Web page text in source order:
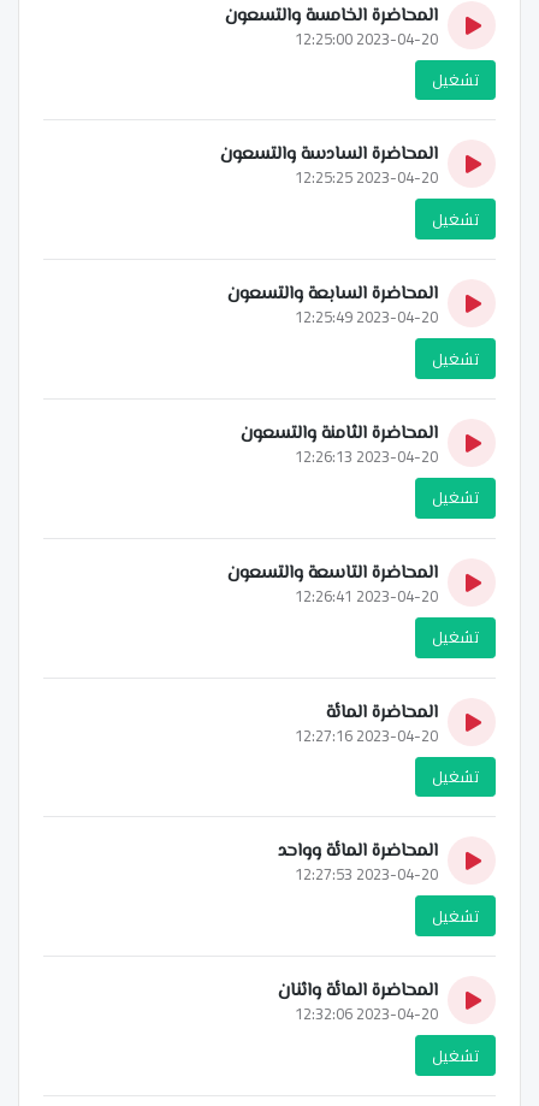
المحاضرة الخامسة والتسعون
2023-04-20 12:25:00
تشغيل
المحاضرة السادسة والتسعون
2023-04-20 12:25:25
تشغيل
المحاضرة السابعة والتسعون
2023-04-20 12:25:49
تشغيل
المحاضرة الثامنة والتسعون
2023-04-20 12:26:13
تشغيل
المحاضرة التاسعة والتسعون
2023-04-20 12:26:41
تشغيل
المحاضرة المائة
2023-04-20 12:27:16
تشغيل
المحاضرة المائة وواحد
2023-04-20 12:27:53
تشغيل
المحاضرة المائة واثنان
2023-04-20 12:32:06
تشغيل